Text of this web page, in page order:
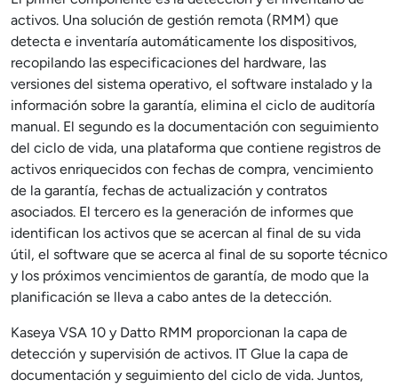
activos. Una solución de gestión remota (RMM) que
detecta e inventaría automáticamente los dispositivos,
recopilando las especificaciones del hardware, las
versiones del sistema operativo, el software instalado y la
información sobre la garantía, elimina el ciclo de auditoría
manual. El segundo es la documentación con seguimiento
del ciclo de vida, una plataforma que contiene registros de
activos enriquecidos con fechas de compra, vencimiento
de la garantía, fechas de actualización y contratos
asociados. El tercero es la generación de informes que
identifican los activos que se acercan al final de su vida
útil, el software que se acerca al final de su soporte técnico
y los próximos vencimientos de garantía, de modo que la
planificación se lleva a cabo antes de la detección.
Kaseya VSA 10 y Datto RMM proporcionan la capa de
detección y supervisión de activos. IT Glue la capa de
documentación y seguimiento del ciclo de vida. Juntos,